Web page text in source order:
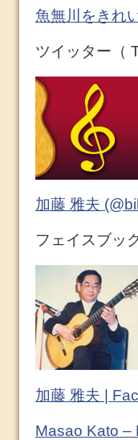
魚無川をきれ
ツイッター（
加藤 雅夫
フェイスブッ
加藤 雅夫 |
Masao Kato –